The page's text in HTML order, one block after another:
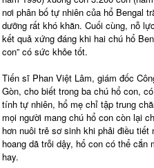
nơi phân bố tự nhiên của hổ Bengal
dưỡng rất khó khăn. Cuối cùng, nỗ
kết quả xứng đáng khi hai chú hổ
con” có sức khỏe tốt.
Tiến sĩ Phan Việt Lâm, giám đốc
Gòn, cho biết trong ba chú hổ con,
tính tự nhiên, hổ mẹ chỉ tập trung
mọi người mang chú hổ con còn lại
hơn nuôi trẻ sơ sinh khi phải điều
hoang dã trỗi dậy, hổ con có thể
hay.